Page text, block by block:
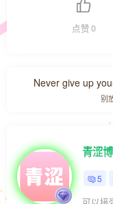
点赞0
Never give up
别
青涩
5